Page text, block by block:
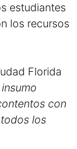
estudiantes
los recursos
Florida
con
los